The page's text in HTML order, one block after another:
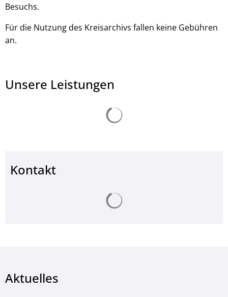
Besuchs.
Für die Nutzung des Kreisarchivs fallen keine Gebühren
an.
Unsere Leistungen
Kontakt
Aktuelles